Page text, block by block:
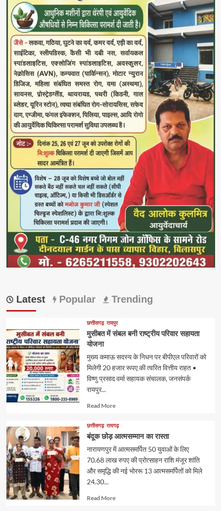
Latest Popular Trending
छत्तीसगढ़ रायपुर
मुसीबत में संबल बनी राष्ट्रीय परिवार सहायता
योजना
मुख्य कमाऊ सदस्य के निधन पर बीपीएल परिवारों को
मिलेगी 20 हजार रूपए की त्वरित वित्तीय राहत •
विष्णु प्रसाद वर्मा सहायक संचालक, जनसंपर्क
रायपुर...
Read MoreRead
about
छत्तीसगढ़ रायगढ़
​बंदूक छोड़ आत्मसम्मान का रास्ता
नारायणपुर में आत्मसमर्पित 50 युवाओं के लिए
70.68 लाख रुपए की प्रोत्साहन राशि मंजूर ​शांति
और समृद्धि की नई भोररू 13 आत्मसमर्पितों को मिले
24.30...
Read MoreRead